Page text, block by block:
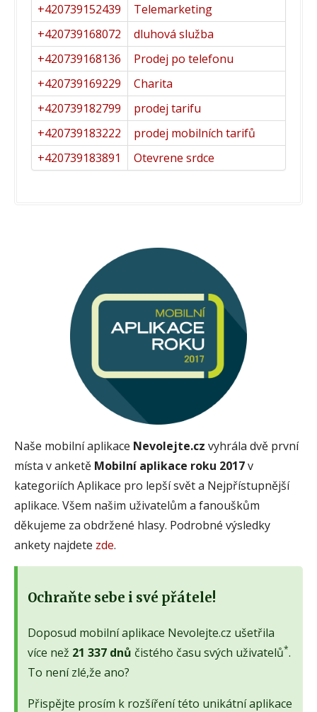
+420739152439
Telemarketing
+420739168072
dluhová služba
+420739168136
Prodej po telefonu
+420739169229
Charita
+420739182799
prodej tarifu
+420739183222
prodej mobilních tarifů
+420739183891
Otevrene srdce
Naše mobilní aplikace Nevolejte.cz vyhrála dvě první
místa v anketě Mobilní aplikace roku 2017v
kategoriích Aplikace pro lepší svět a Nejpřístupnější
aplikace. Všem našim uživatelům a fanouškům
děkujeme za obdržené hlasy. Podrobné výsledky
ankety najdete zde.
Ochraňte sebe i své přátele!
Doposud mobilní aplikace Nevolejte.cz ušetřila
více než 21 337 dnů čistého času svých uživatelů*.
To není zlé,že ano?
Přispějte prosím k rozšíření této unikátní aplikace